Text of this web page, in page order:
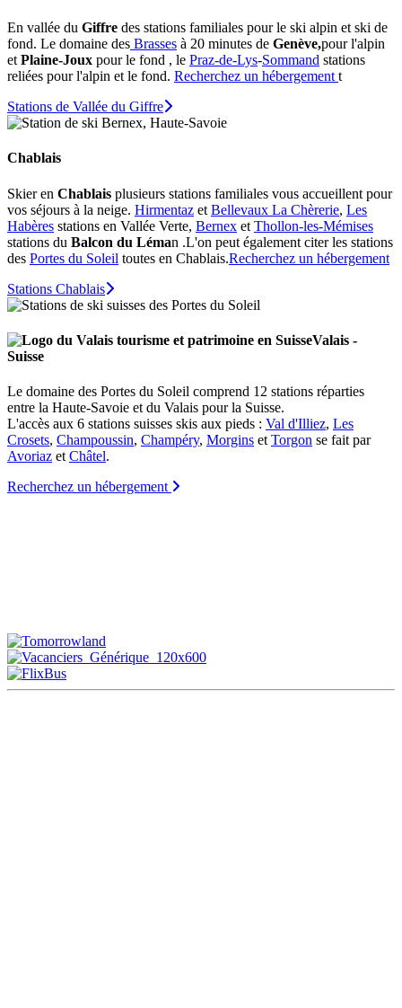
En vallée du Giffre des stations familiales pour le ski alpin et ski de
fond. Le domaine des Brasses à 20 minutes de Genève,pour l'alpin
et Plaine-Joux pour le fond , le Praz-de-Lys-Sommand stations
reliées pour l'alpin et le fond. Recherchez un hébergement t
Stations de Vallée du Giffre
Chablais
Skier en Chablais plusieurs stations familiales vous accueillent pour
vos séjours à la neige. Hirmentaz et Bellevaux La Chèrerie, Les
Habères stations en Vallée Verte, Bernex et Thollon-les-Mémises
stations du Balcon du Léman .L'on peut également citer les stations
des Portes du Soleil toutes en Chablais.Recherchez un hébergement
Stations Chablais
Valais -
Suisse
Le domaine des Portes du Soleil comprend 12 stations réparties
entre la Haute-Savoie et du Valais pour la Suisse.
L'accès aux 6 stations suisses skis aux pieds : Val d'Illiez, Les
Crosets, Champoussin, Champéry, Morgins et Torgon se fait par
Avoriaz et Châtel.
Recherchez un hébergement